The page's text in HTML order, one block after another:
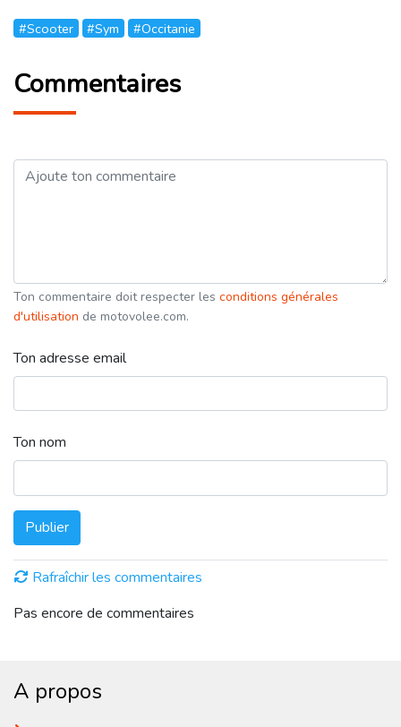
#Scooter #Sym #Occitanie
Commentaires
Ton commentaire doit respecter les conditions générales
d'utilisation de motovolee.com.
Ton adresse email
Ton nom
Publier
Rafraîchir les commentaires
Pas encore de commentaires
A propos